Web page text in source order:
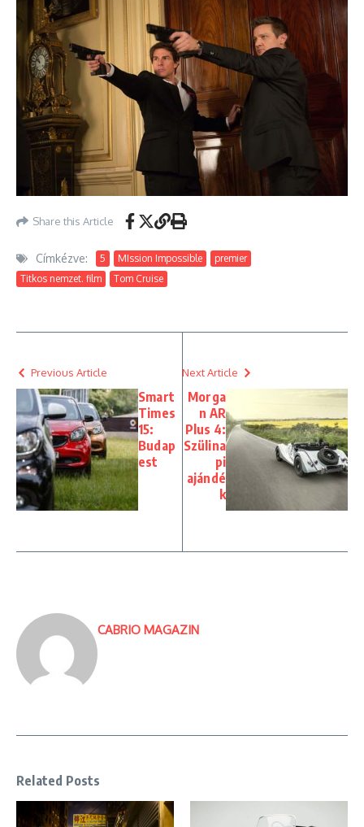
Share this Article
Címkézve: 5 MIssion Impossible
premier
Titkos nemzet. film
Tom Cruise
Previous Article
Smart
Times
15:
Budap
est
Next Article
Morga
n AR
Plus 4:
Szülina
pi
ajándé
k
CABRIO MAGAZIN
Related Posts